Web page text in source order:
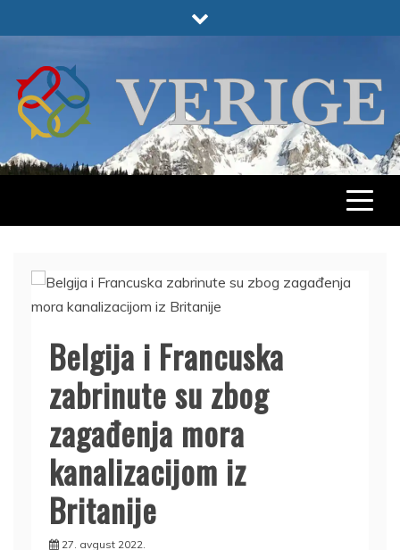
to
VERIGE
ODABRANO
Belgija i Francuska
zabrinute su zbog
zagađenja mora
kanalizacijom iz
Britanije
27. avgust 2022.